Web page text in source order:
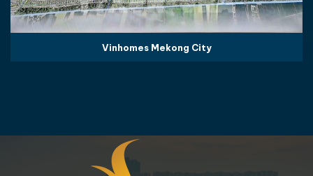
Vinhomes Mekong City